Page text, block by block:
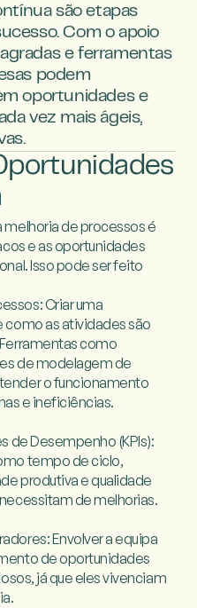
são etapas
Com o apoio
e ferramentas
podem
oportunidades e
vez mais ágeis,
melhoria de processos é
e as oportunidades
Isso pode ser feito
Criar uma
como as atividades são
como
de modelagem de
o funcionamento
e ineficiências.
de Desempenho (KPIs):
tempo de ciclo,
produtiva e qualidade
de melhorias.
Envolver a equipa
de oportunidades
já que eles vivenciam